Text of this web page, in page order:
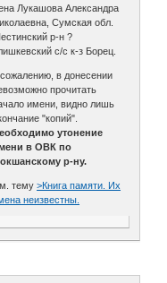
Лукашова Александра
Сумская обл.
р-н ?
с/с к-з Борец.
в донесении
прочитать
имени, видно лишь
"копий".
утонение
в ОВК по
р-ну.
тему>Книга памяти. Их
неизвестны.